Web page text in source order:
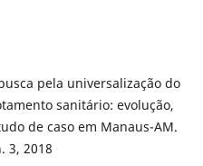
busca pela universalização do
sanitário: evolução,
de caso em Manaus-AM.
3, 2018